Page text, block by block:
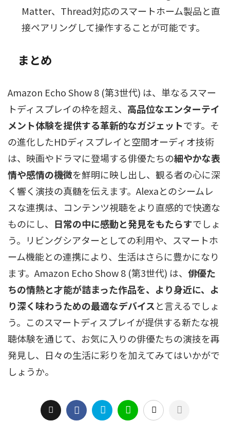
Matter、Thread対応のスマートホーム製品と直
接ペアリングして操作することが可能です。
まとめ
Amazon Echo Show 8 (第3世代) は、単なるスマー
トディスプレイの枠を超え、 高品位なエンターテイ
メント体験を提供する革新的なガジェットです。そ
の進化したHDディスプレイと空間オーディオ技術
は、映画やドラマに登場する俳優たちの細やかな表
情や感情の機微を鮮明に映し出し、観る者の心に深
く響く演技の真髄を伝えます。Alexaとのシームレ
スな連携は、コンテンツ視聴をより直感的で快適な
ものにし、 日常の中に感動と発見をもたらすでしょ
う。リビングシアターとしての利用や、スマートホ
ーム機能との連携により、生活はさらに豊かになり
ます。Amazon Echo Show 8 (第3世代) は、 俳優た
ちの情熱と才能が詰まった作品を、より身近に、よ
り深く味わうための最適なデバイスと言えるでしょ
う。このスマートディスプレイが提供する新たな視
聴体験を通じて、お気に入りの俳優たちの演技を再
発見し、日々の生活に彩りを加えてみてはいかがで
しょうか。